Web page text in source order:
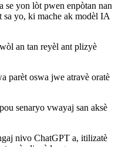
se yon lòt pwen enpòtan nan
yo, ki mache ak modèl IA
an tan reyèl ant plizyè
parèt oswa jwe atravè oratè
senaryo vwayaj san aksè
nivo ChatGPT a, itilizatè